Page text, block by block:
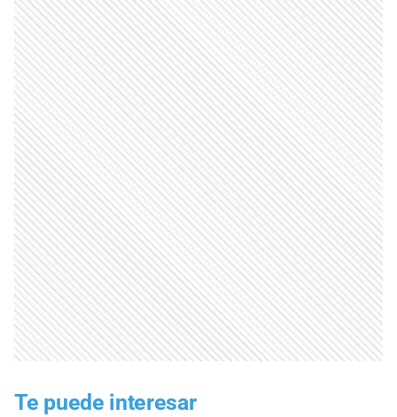
Te puede interesar